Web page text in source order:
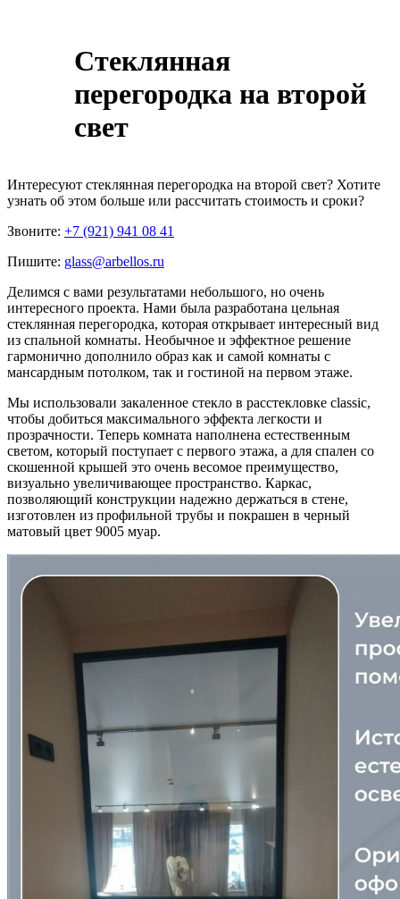
Стеклянная
перегородка на второй
свет
Интересуют стеклянная перегородка на второй свет? Хотите
узнать об этом больше или рассчитать стоимость и сроки?
Звоните: +7 (921) 941 08 41
Пишите: glass@arbellos.ru
Делимся с вами результатами небольшого, но очень
интересного проекта. Нами была разработана цельная
стеклянная перегородка, которая открывает интересный вид
из спальной комнаты. Необычное и эффектное решение
гармонично дополнило образ как и самой комнаты с
мансардным потолком, так и гостиной на первом этаже.
Мы использовали закаленное стекло в расстекловке classic,
чтобы добиться максимального эффекта легкости и
прозрачности. Теперь комната наполнена естественным
светом, который поступает с первого этажа, а для спален со
скошенной крышей это очень весомое преимущество,
визуально увеличивающее пространство. Каркас,
позволяющий конструкции надежно держаться в стене,
изготовлен из профильной трубы и покрашен в черный
матовый цвет 9005 муар.